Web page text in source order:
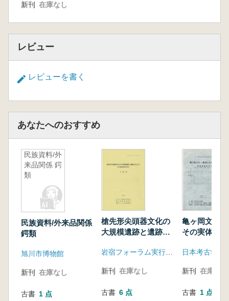
新刊 在庫なし
レビュー
レビューを書く
あなたへのおすすめ
民族資料/外
来品関係 鍔
類
民族資料/外来品関係
鍔類
旭川市博物館
新刊 在庫なし
古書 1 点
槍先形尖頭器文化の
大規模遺跡と遺跡の
掘60周年
新刊 在庫なし
古書 6 点
亀ヶ岡文化
その実体 晩
県、山形県
新刊 在庫なし
古書 1 点